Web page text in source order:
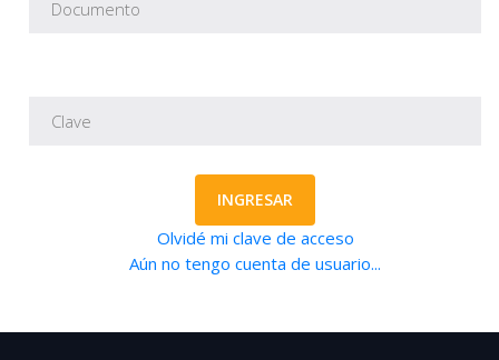
INGRESAR
Olvidé mi clave de acceso
Aún no tengo cuenta de usuario...